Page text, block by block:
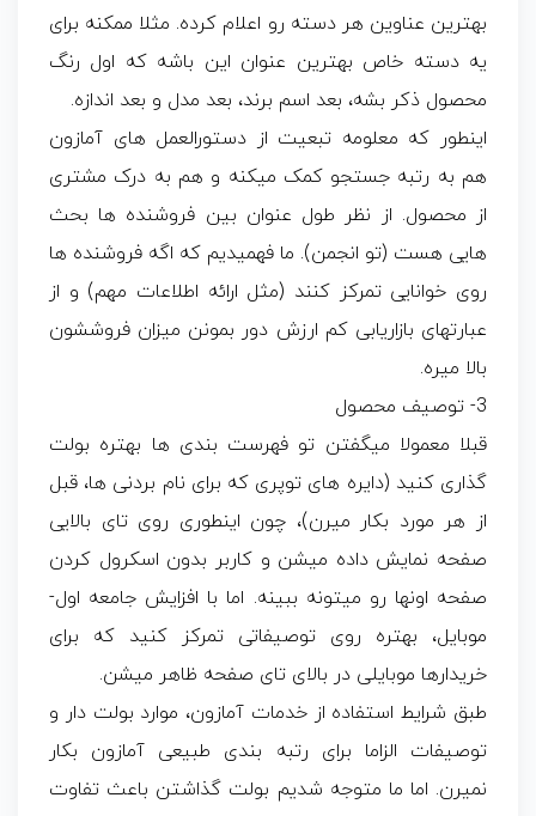
بهترین عناوین هر دسته رو اعلام کرده. مثلا ممکنه برای
یه دسته خاص بهترین عنوان این باشه که اول رنگ
محصول ذکر بشه، بعد اسم برند، بعد مدل و بعد اندازه.
اینطور که معلومه تبعیت از دستورالعمل های آمازون
هم به رتبه جستجو کمک میکنه و هم به درک مشتری
از محصول. از نظر طول عنوان بین فروشنده ها بحث
هایی هست (تو انجمن). ما فهمیدیم که اگه فروشنده ها
روی خوانایی تمرکز کنند (مثل ارائه اطلاعات مهم) و از
عبارتهای بازاریابی کم ارزش دور بمونن میزان فروششون
بالا میره.
3- توصیف محصول
قبلا معمولا میگفتن تو فهرست بندی ها بهتره بولت
گذاری کنید (دایره های توپری که برای نام بردنی ها، قبل
از هر مورد بکار میرن)، چون اینطوری روی تای بالایی
صفحه نمایش داده میشن و کاربر بدون اسکرول کردن
صفحه اونها رو میتونه ببینه. اما با افزایش جامعه اول-
موبایل، بهتره روی توصیفاتی تمرکز کنید که برای
خریدارها موبایلی در بالای تای صفحه ظاهر میشن.
طبق شرایط استفاده از خدمات آمازون، موارد بولت دار و
توصیفات الزاما برای رتبه بندی طبیعی آمازون بکار
نمیرن. اما ما متوجه شدیم بولت گذاشتن باعث تفاوت